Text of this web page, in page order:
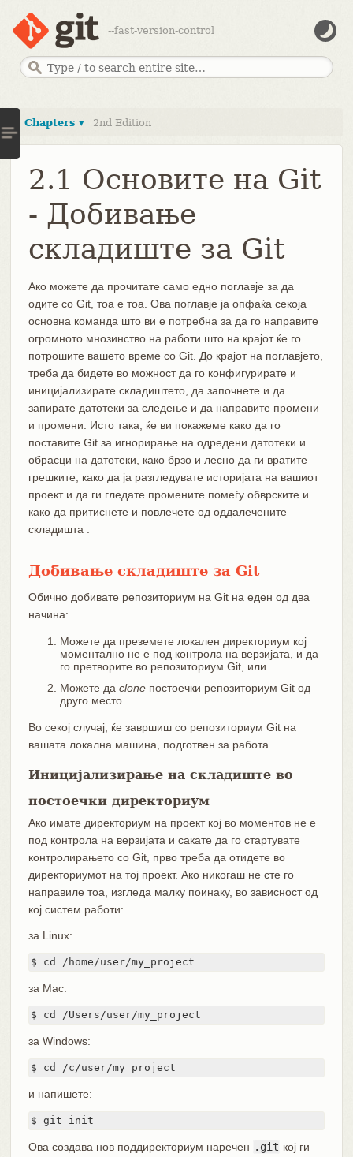
--fast-version-control
Chapters ▾ 2nd Edition
2.1 Основите на Git
- Добивање
складиште за Git
Ако можете да прочитате само едно поглавје за да
одите со Git, тоа е тоа. Ова поглавје ја опфаќа секоја
основна команда што ви е потребна за да го направите
огромното мнозинство на работи што на крајот ќе го
потрошите вашето време со Git. До крајот на поглавјето,
треба да бидете во можност да го конфигурирате и
иницијализирате складиштето, да започнете и да
запирате датотеки за следење и да направите промени
и промени. Исто така, ќе ви покажеме како да го
поставите Git за игнорирање на одредени датотеки и
обрасци на датотеки, како брзо и лесно да ги вратите
грешките, како да ја разгледувате историјата на вашиот
проект и да ги гледате промените помеѓу обврските и
како да притиснете и повлечете од оддалечените
складишта .
Добивање складиште за Git
Обично добивате репозиториум на Git на еден од два
начина:
Можете да преземете локален директориум кој
моментално не е под контрола на верзијата, и да
го претворите во репозиториум Git, или
Можете да cloneпостоечки репозиториум Git од
друго место.
Во секој случај, ќе завршиш со репозиториум Git на
вашата локална машина, подготвен за работа.
Иницијализирање на складиште во
постоечки директориум
Ако имате директориум на проект кој во моментов не е
под контрола на верзијата и сакате да го стартувате
контролирањето со Git, прво треба да отидете во
директориумот на тој проект. Ако никогаш не сте го
направиле тоа, изгледа малку поинаку, во зависност од
кој систем работи:
за Linux:
$ cd /home/user/my_project
за Mac:
$ cd /Users/user/my_project
за Windows:
$ cd /c/user/my_project
и напишете:
$ git init
Ова создава нов поддиректориум наречен .git кој ги